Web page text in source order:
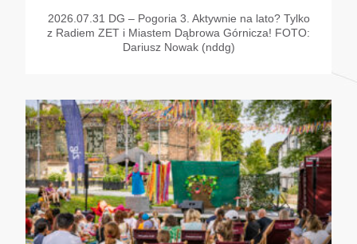
2026.07.31 DG – Pogoria 3. Aktywnie na lato? Tylko
z Radiem ZET i Miastem Dąbrowa Górnicza! FOTO:
Dariusz Nowak (nddg)